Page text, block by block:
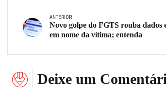
ANTERIOR
Novo golpe do FGTS rouba dados
em nome da vítima; entenda
Deixe um